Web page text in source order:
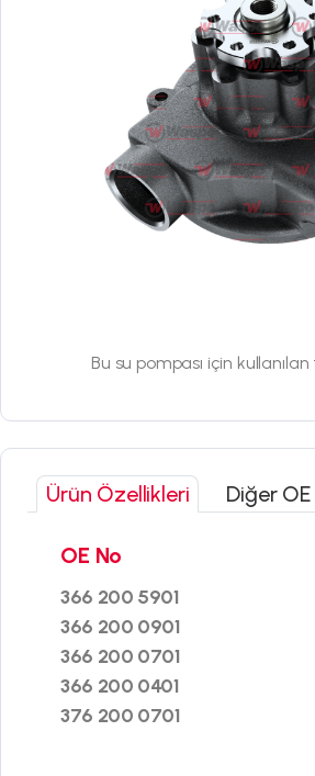
Bu su pompası için
Ürün Özellikleri Diğer
OE No
366 200 5901
366 200 0901
366 200 0701
366 200 0401
376 200 0701